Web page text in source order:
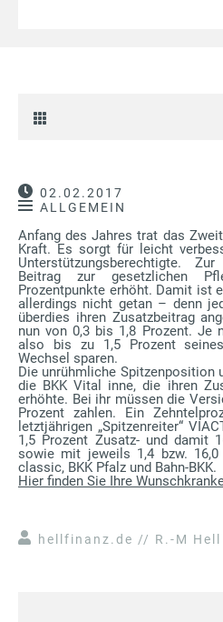
02.02.2017
ALLGEMEIN
Anfang des Jahres trat das
Kraft. Es sorgt für leicht
Unterstützungsberechtigte.
Beitrag zur gesetzlichen
Prozentpunkte erhöht. Damit ist
allerdings nicht getan – denn
überdies ihren Zusatzbeitrag
nun von 0,3 bis 1,8 Prozent. Je
also bis zu 1,5 Prozent
Wechsel sparen.
Die unrühmliche Spitzenposition
die BKK Vital inne, die ihren
erhöhte. Bei ihr müssen die
Prozent zahlen. Ein
letztjährigen „Spitzenreiter“
1,5 Prozent Zusatz- und damit
sowie mit jeweils 1,4 bzw.
classic, BKK Pfalz und Bahn-BKK.
Hier finden Sie Ihre
hellfinanz.de // R.-M Hell